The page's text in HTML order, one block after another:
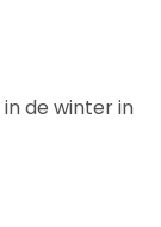
de winter in